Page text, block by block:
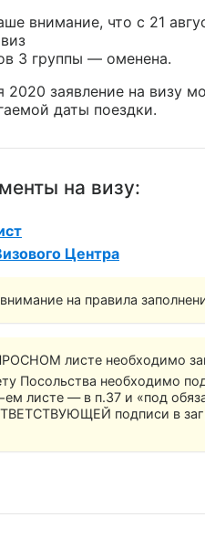
внимание, что с 21
3 группы — оменена.
2020 заявление на визу
даты поездки.
на визу:
Центра
на правила
листе необходимо
Посольства необходимо
листе — в п.37 и «под
подписи в